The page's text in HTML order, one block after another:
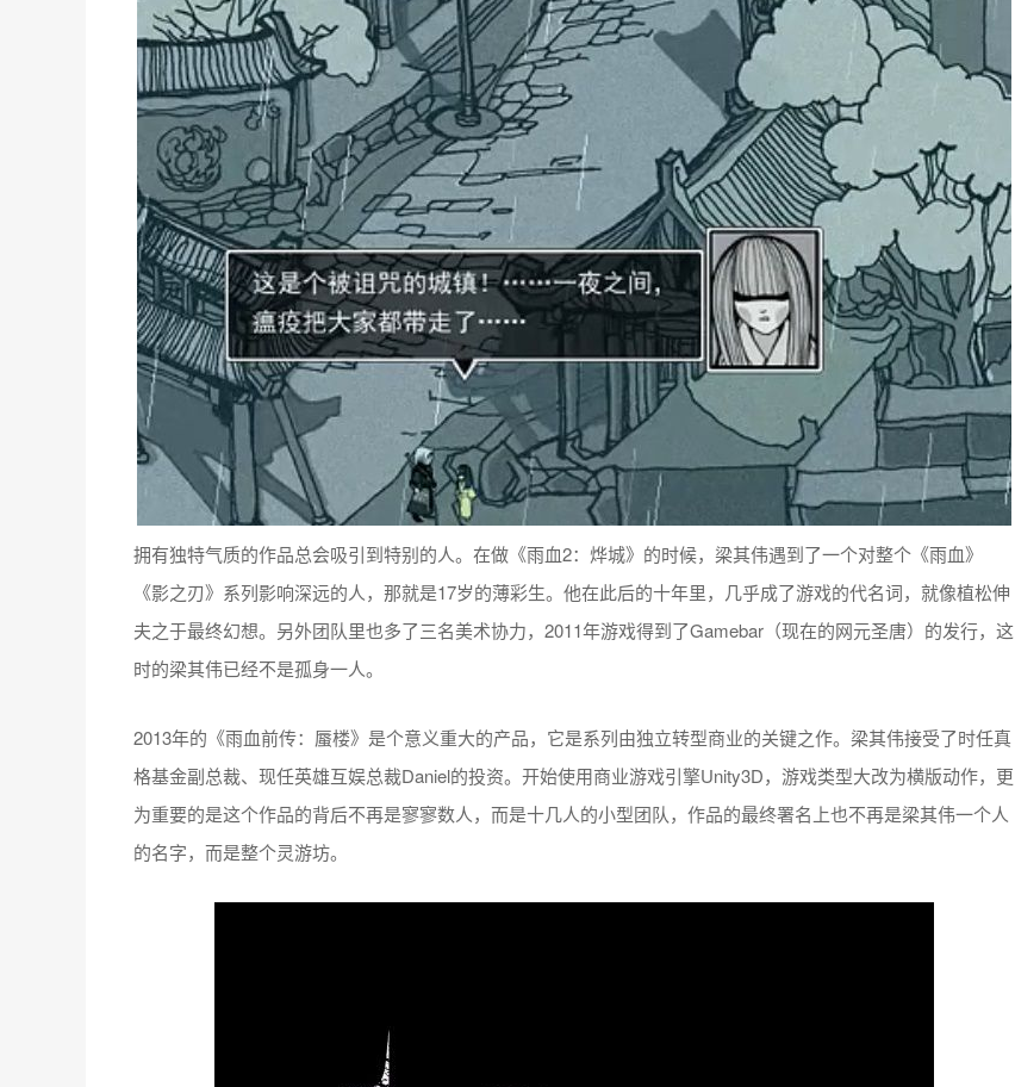
拥有独特气质的作品总会吸引到特别的人。在做《雨血2：烨城》的时候，梁其伟遇到了一个对整个《雨血》
《影之刃》系列影响深远的人，那就是17岁的薄彩生。他在此后的十年里，几乎成了游戏的代名词，就像植松伸
夫之于最终幻想。另外团队里也多了三名美术协力，2011年游戏得到了Gamebar（现在的网元圣唐）的发行，这
时的梁其伟已经不是孤身一人。
2013年的《雨血前传：蜃楼》是个意义重大的产品，它是系列由独立转型商业的关键之作。梁其伟接受了时任真
格基金副总裁、现任英雄互娱总裁Daniel的投资。开始使用商业游戏引擎Unity3D，游戏类型大改为横版动作，更
为重要的是这个作品的背后不再是寥寥数人，而是十几人的小型团队，作品的最终署名上也不再是梁其伟一个人
的名字，而是整个灵游坊。